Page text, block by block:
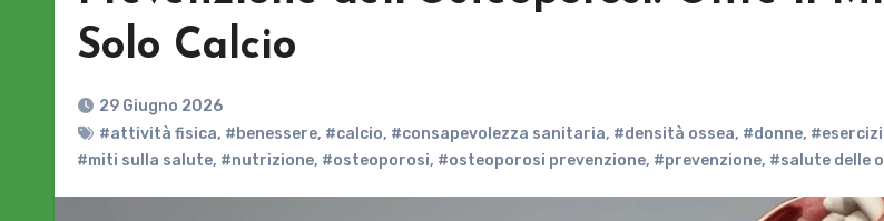
Solo Calcio
29 Giugno 2026
#attività fisica, #benessere, #calcio, #consapevolezza sanitaria, #densità ossea, #donne,
#miti sulla salute, #nutrizione, #osteoporosi, #osteoporosi prevenzione, #prevenzione, #salute delle